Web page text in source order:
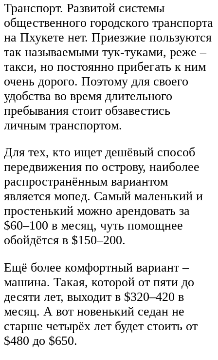
Транспорт. Развитой системы
общественного городского транспорта
на Пхукете нет. Приезжие пользуются
так называемыми тук-туками, реже –
такси, но постоянно прибегать к ним
очень дорого. Поэтому для своего
удобства во время длительного
пребывания стоит обзавестись
личным транспортом.
Для тех, кто ищет дешёвый способ
передвижения по острову, наиболее
распространённым вариантом
является мопед. Самый маленький и
простенький можно арендовать за
$60–100 в месяц, чуть помощнее
обойдётся в $150–200.
Ещё более комфортный вариант –
машина. Такая, которой от пяти до
десяти лет, выходит в $320–420 в
месяц. А вот новенький седан не
старше четырёх лет будет стоить от
$480 до $650.